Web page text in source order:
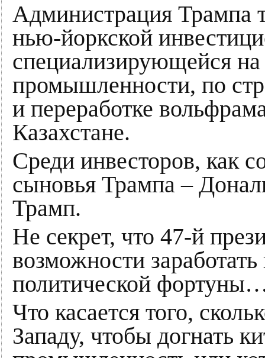
Администрация Трампа
нью-йоркской
специализирующейся
промышленности, по
и переработке
Казахстане.
Среди инвесторов, как
сыновья Трампа –
Трамп.
Не секрет, что 47-й
возможности
политической
Что касается того,
Западу, чтобы догнать